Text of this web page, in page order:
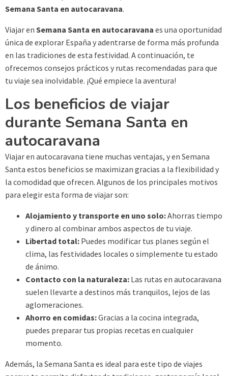
Semana Santa en autocaravana.
Viajar en Semana Santa en autocaravana es una oportunidad
única de explorar España y adentrarse de forma más profunda
en las tradiciones de esta festividad. A continuación, te
ofrecemos consejos prácticos y rutas recomendadas para que
tu viaje sea inolvidable. ¡Qué empiece la aventura!
Los beneficios de viajar
durante Semana Santa en
autocaravana
Viajar en autocaravana tiene muchas ventajas, y en Semana
Santa estos beneficios se maximizan gracias a la flexibilidad y
la comodidad que ofrecen. Algunos de los principales motivos
para elegir esta forma de viajar son:
Alojamiento y transporte en uno solo:Ahorras tiempo
y dinero al combinar ambos aspectos de tu viaje.
Libertad total: Puedes modificar tus planes según el
clima, las festividades locales o simplemente tu estado
de ánimo.
Contacto con la naturaleza: Las rutas en autocaravana
suelen llevarte a destinos más tranquilos, lejos de las
aglomeraciones.
Ahorro en comidas:Gracias a la cocina integrada,
puedes preparar tus propias recetas en cualquier
momento.
Además, la Semana Santa es ideal para este tipo de viajes